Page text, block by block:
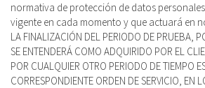
normativa de protección de datos
vigente en cada momento y que actuará en
LA FINALIZACIÓN DEL PERIODO DE PRUEBA,
SE ENTENDERÁ COMO ADQUIRIDO POR EL
POR CUALQUIER OTRO PERIODO DE TIEMPO
CORRESPONDIENTE ORDEN DE SERVICIO, EN